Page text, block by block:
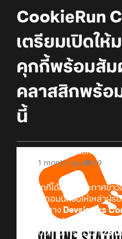
CookieRun
เตรียมเปิดให้
คุกกี้พร้อมสัม
คลาสสิกพร้อ
นี้
Online Station
1 month ago
29
หลังจากที่ได้มีการประกาศข่า
เฮกันไป ตอนนี้ก็ขอให้เหล่าผู้
ล่าสุดนั้นทาง Devsisters
ทางการแล้วว่า
อย่างเป็นทางการในวันที่ 25